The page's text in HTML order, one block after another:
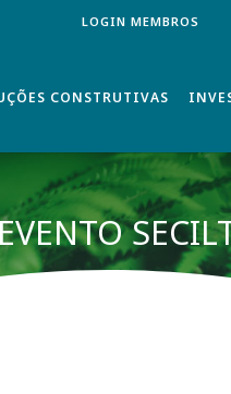
LOGIN MEMBROS
CONSTRUTIVAS